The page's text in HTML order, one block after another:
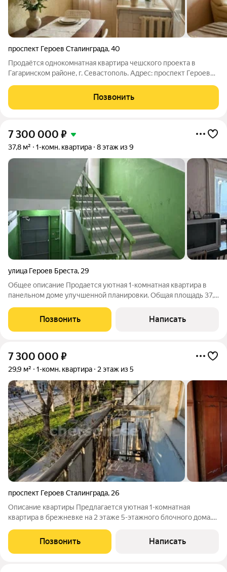
проспект Героев Сталинграда,40
Продаётся однокомнатная квартира чешского проекта в
Гагаринском районе, г. Севастополь. Адрес: проспект Героев
Кухня: 9 м Потолки: 2,52 мГод постройки: 1981Квартира удачно
расположена в
Позвонить
7 300 000 ₽
37,8 м² 1-комн. квартира 8 этаж из 9
улица Героев Бреста, 29
Общее описание Продается уютная 1-комнатная квартира в
панельном доме улучшенной планировки. Общая площадь 37,8
Квартира светлая, окна выходят во двор, хороший вид и
естественное освещение
Позвонить Написать
7 300 000 ₽
29,9 м² 1-комн. квартира 2 этаж из 5
проспект Героев Сталинграда, 26
Описание квартиры Предлагается уютная 1-комнатная
квартира в брежневке на 2 этаже 5-этажного блочного дома.
изолированной комнатой, совмещенным санузлом и
балконом. Окна выходят на улицу,
Позвонить Написать